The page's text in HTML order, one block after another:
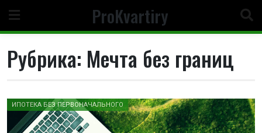
содержимому
ProKvartiry
Рубрика: Мечта без границ
ИПОТЕКА БЕЗ ПЕРВОНАЧАЛЬНОГО